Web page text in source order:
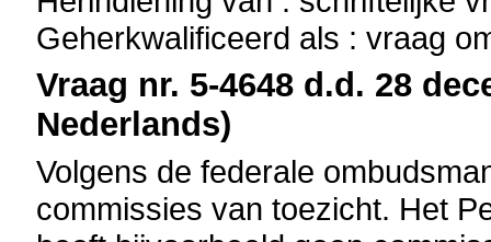
Geherkwalificeerd als : vraag
Vraag nr. 5-4648 d.d. 28
Nederlands)
Volgens de federale
commissies van toezicht. Het